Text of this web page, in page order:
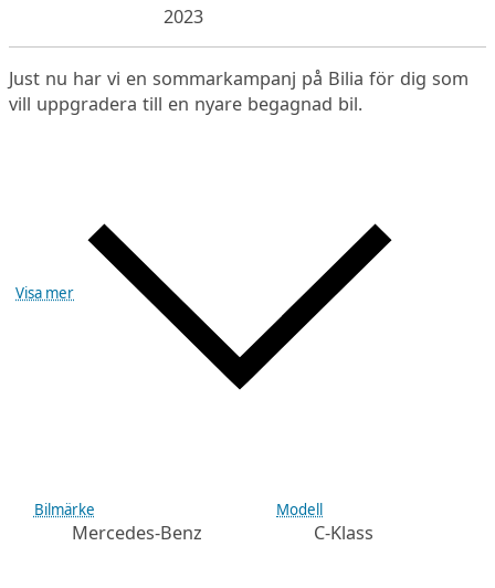
2023
Just nu har vi en sommarkampanj på Bilia för dig som
vill uppgradera till en nyare begagnad bil.
Visa mer
Bilmärke
Mercedes-Benz
Modell
C-Klass